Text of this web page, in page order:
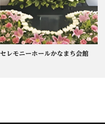
セレモニーホールかなまち会館